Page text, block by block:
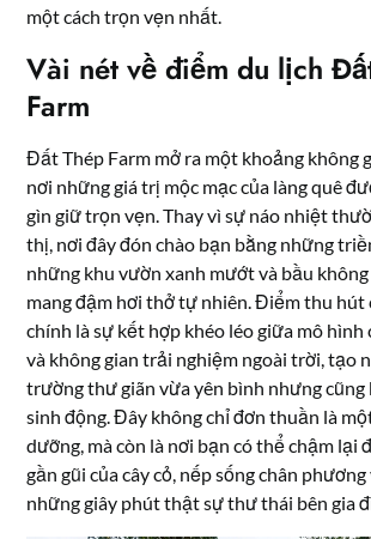
một cách trọn vẹn nhất.
Vài nét về điểm du lịch
Farm
Đất Thép Farm mở ra một khoảng không
nơi những giá trị mộc mạc của làng quê
gìn giữ trọn vẹn. Thay vì sự náo nhiệt
thị, nơi đây đón chào bạn bằng những
những khu vườn xanh mướt và bầu
mang đậm hơi thở tự nhiên. Điểm thu hút
chính là sự kết hợp khéo léo giữa mô hình
và không gian trải nghiệm ngoài trời, tạo
trường thư giãn vừa yên bình nhưng cũng
sinh động. Đây không chỉ đơn thuần là
dưỡng, mà còn là nơi bạn có thể chậm lại
gần gũi của cây cỏ, nếp sống chân
những giây phút thật sự thư thái bên gia